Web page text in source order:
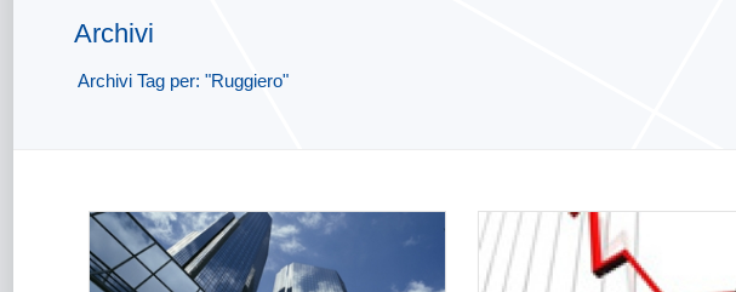
Archivi
Archivi Tag per: "Ruggiero"